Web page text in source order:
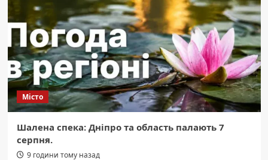
Місто
Шалена спека: Дніпро та область палають 7
серпня.
9 години тому назад